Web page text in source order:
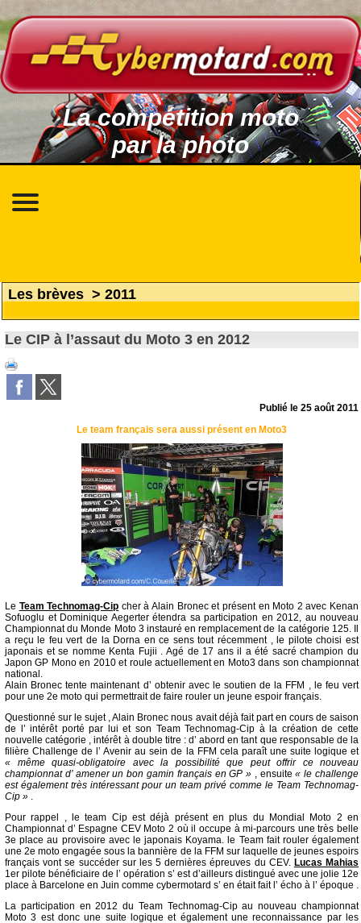
La compétition moto
par la photo
Les brèves > 2011
Le CIP à l’assaut du Moto 3 en 2012
Publié le25 août 2011
Le team français sera aussi présent en Moto3
Le Team Technomag-Cip cher à Alain Bronec et présent en Moto 2 avec Kenan
Sofuoglu et Dominique Aegerter étendra sa participation en 2012, au nouveau
Championnat du Monde Moto 3 instauré en remplacement de la catégorie 125. Il
a reçu le feu vert de la Dorna en ce sens tout récemment , le pilote choisi est
japonais et se nomme Kenta Fujii . Agé de 17 ans il a été sacré champion du
Japon GP Mono en 2010 et roule actuellement en Moto3 dans son championnat
national.
Alain Bronec tente maintenant d’ obtenir avec le soutien de la FFM , le feu vert
pour une 2e moto qui permettrait de faire rouler un jeune espoir français.
Questionné sur le sujet , Alain Bronec nous avait déjà fait part en cours de saison
de l’ intérêt porté par lui et son Team Technomag-Cip à la création de cette
nouvelle catégorie , intérêt à double titre : d’ abord en tant que responsable de la
filière Challenge de l’ Avenir au sein de la FFM cela paraît une suite logique et
« même quasi-obligatoire avec la possibilité que peut offrir ce nouveau
championnat d’ amener un bon gamin français en GP » , ensuite« le challenge
est également très intéressant pour un team privé comme le Team Technomag-
Cip » .
Pour rappel , le team Cip est déjà présent en plus du Mondial Moto 2 en
Championnat d’ Espagne CEV Moto 2 où il occupe à mi-parcours une très belle
3e place au provisoire avec le japonais Koyama. le Team fait rouler également
une 2e moto engagée sous la bannière de la FFM sur laquelle de jeunes espoirs
français vont se succéder sur les 5 dernières épreuves du CEV. Lucas Mahias
1er pilote bénéficiaire de l’ opération s’ est d’ailleurs distingué avec une jolie 12e
place à Barcelone en Juin comme cybermotard s’ en était fait l’ écho à l’ époque .
La participation en 2012 du Team Technomag-Cip au nouveau championnat
Moto 3 est donc une suite logique et également une reconnaissance par les